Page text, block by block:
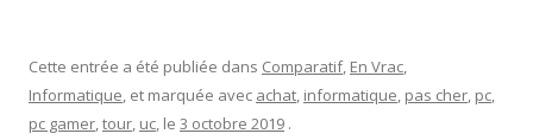
Cette entrée a été publiée dans Comparatif, En Vrac,
Informatique, et marquée avec achat, informatique, pas cher, pc,
pc gamer,tour, uc, le 3 octobre 2019 .